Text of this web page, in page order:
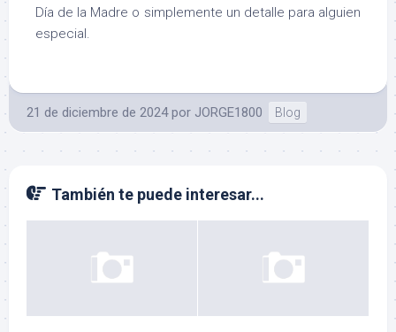
Día de la Madre o simplemente un detalle para alguien
especial.
21 de diciembre de 2024 por JORGE1800 Blog
También te puede interesar...